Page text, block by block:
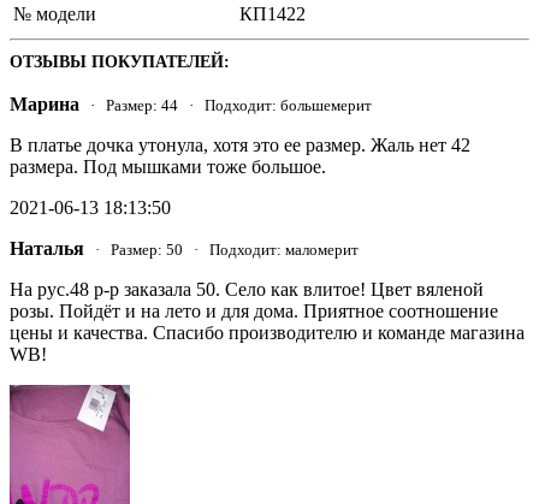
№ модели
КП1422
ОТЗЫВЫ ПОКУПАТЕЛЕЙ:
Марина · Размер: 44 · Подходит: большемерит
В платье дочка утонула, хотя это ее размер. Жаль нет 42
размера. Под мышками тоже большое.
2021-06-13 18:13:50
Наталья · Размер: 50 · Подходит: маломерит
На рус.48 р-р заказала 50. Село как влитое! Цвет вяленой
розы. Пойдёт и на лето и для дома. Приятное соотношение
цены и качества. Спасибо производителю и команде магазина
WB!